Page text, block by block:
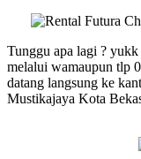
Tunggu apa lagi ?
melalui wamaupun tlp
datang langsung ke
Mustikajaya Kota